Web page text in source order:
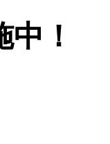
！